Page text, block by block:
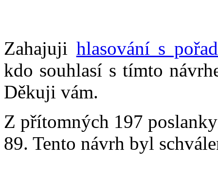
Zahajuji hlasování s
kdo souhlasí s tímto
Děkuji vám.
Z přítomných 197
89. Tento návrh byl